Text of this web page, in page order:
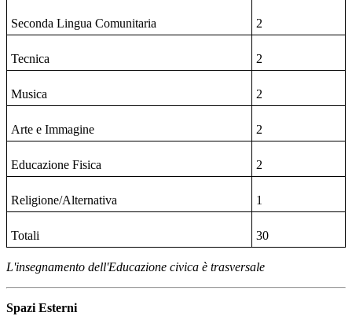
Seconda Lingua Comunitaria 2
Tecnica 2
Musica 2
Arte e Immagine 2
Educazione Fisica 2
Religione/Alternativa 1
Totali 30
L'insegnamento dell'Educazione civica è trasversale
Spazi Esterni